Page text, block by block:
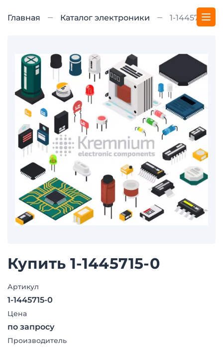
Главная Каталог электроники 1-1445715-0
Купить 1-1445715-0
Артикул
1-1445715-0
Цена
по запросу
Производитель